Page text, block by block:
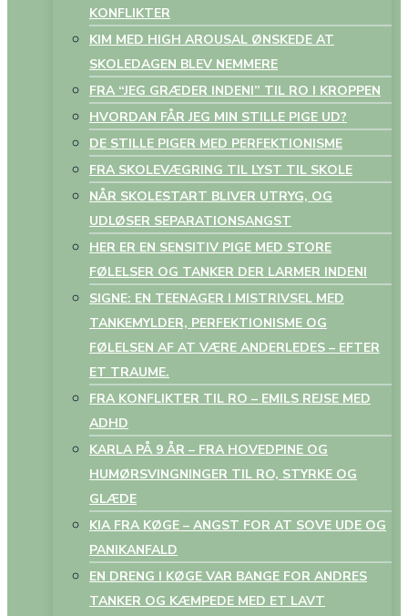
KONFLIKTER
KIM MED HIGH AROUSAL ØNSKEDE AT
SKOLEDAGEN BLEV NEMMERE
FRA “JEG GRÆDER INDENI” TIL RO I KROPPEN
HVORDAN FÅR JEG MIN STILLE PIGE UD?
DE STILLE PIGER MED PERFEKTIONISME
FRA SKOLEVÆGRING TIL LYST TIL SKOLE
NÅR SKOLESTART BLIVER UTRYG, OG
UDLØSER SEPARATIONSANGST
HER ER EN SENSITIV PIGE MED STORE
FØLELSER OG TANKER DER LARMER INDENI
SIGNE: EN TEENAGER I MISTRIVSEL MED
TANKEMYLDER, PERFEKTIONISME OG
FØLELSEN AF AT VÆRE ANDERLEDES – EFTER
ET TRAUME.
FRA KONFLIKTER TIL RO – EMILS REJSE MED
ADHD
KARLA PÅ 9 ÅR – FRA HOVEDPINE OG
HUMØRSVINGNINGER TIL RO, STYRKE OG
GLÆDE
KIA FRA KØGE – ANGST FOR AT SOVE UDE OG
PANIKANFALD
EN DRENG I KØGE VAR BANGE FOR ANDRES
TANKER OG KÆMPEDE MED ET LAVT